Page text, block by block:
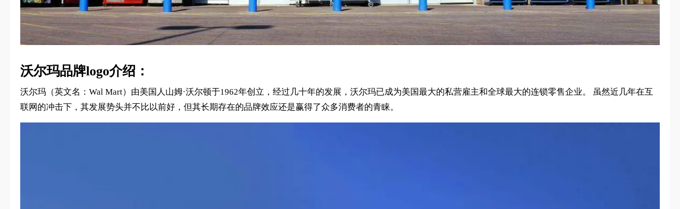
沃尔玛品牌logo介绍：
沃尔玛（英文名：Wal Mart）由美国人山姆·沃尔顿于1962年创立，经过几十年的发展，沃尔玛已成为美国最大的私营雇主和全球最大的连锁零售企业。 虽然近几年在互
联网的冲击下，其发展势头并不比以前好，但其长期存在的品牌效应还是赢得了众多消费者的青睐。